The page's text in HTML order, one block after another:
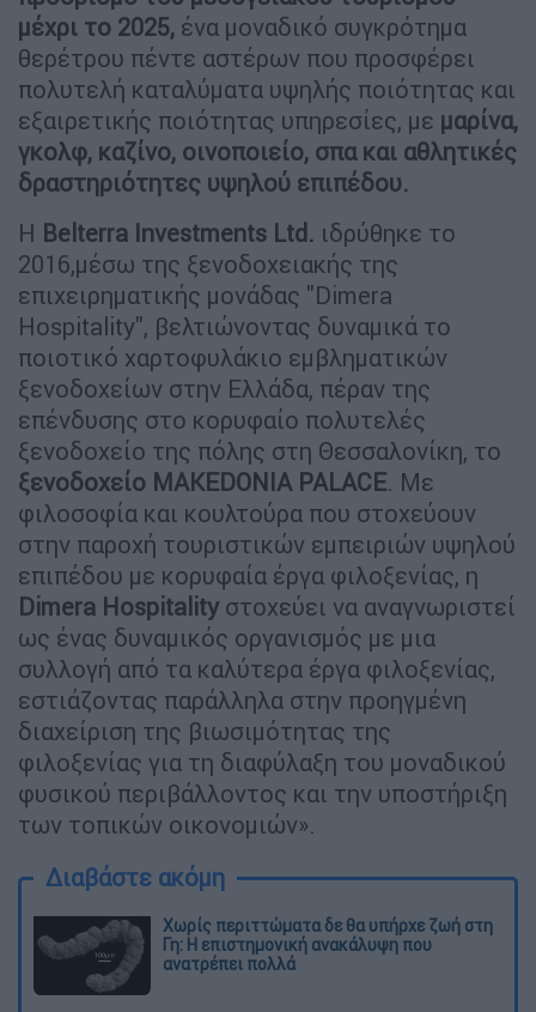
μέχρι το 2025, ένα μοναδικό συγκρότημα
θερέτρου πέντε αστέρων που προσφέρει
πολυτελή καταλύματα υψηλής ποιότητας και
εξαιρετικής ποιότητας υπηρεσίες, με μαρίνα,
γκολφ, καζίνο, οινοποιείο, σπα και αθλητικές
δραστηριότητες υψηλού επιπέδου.
Η Belterra Investments Ltd. ιδρύθηκε το
2016,μέσω της ξενοδοχειακής της
επιχειρηματικής μονάδας "Dimera
Hospitality", βελτιώνοντας δυναμικά το
ποιοτικό χαρτοφυλάκιο εμβληματικών
ξενοδοχείων στην Ελλάδα, πέραν της
επένδυσης στο κορυφαίο πολυτελές
ξενοδοχείο της πόλης στη Θεσσαλονίκη, το
ξενοδοχείο MAKEDONIA PALACE. Με
φιλοσοφία και κουλτούρα που στοχεύουν
στην παροχή τουριστικών εμπειριών υψηλού
επιπέδου με κορυφαία έργα φιλοξενίας, η
Dimera Hospitality στοχεύει να αναγνωριστεί
ως ένας δυναμικός οργανισμός με μια
συλλογή από τα καλύτερα έργα φιλοξενίας,
εστιάζοντας παράλληλα στην προηγμένη
διαχείριση της βιωσιμότητας της
φιλοξενίας για τη διαφύλαξη του μοναδικού
φυσικού περιβάλλοντος και την υποστήριξη
των τοπικών οικονομιών».
Διαβάστε ακόμη
Χωρίς περιττώματα δε θα υπήρχε ζωή στη
Γη: Η επιστημονική ανακάλυψη που
ανατρέπει πολλά